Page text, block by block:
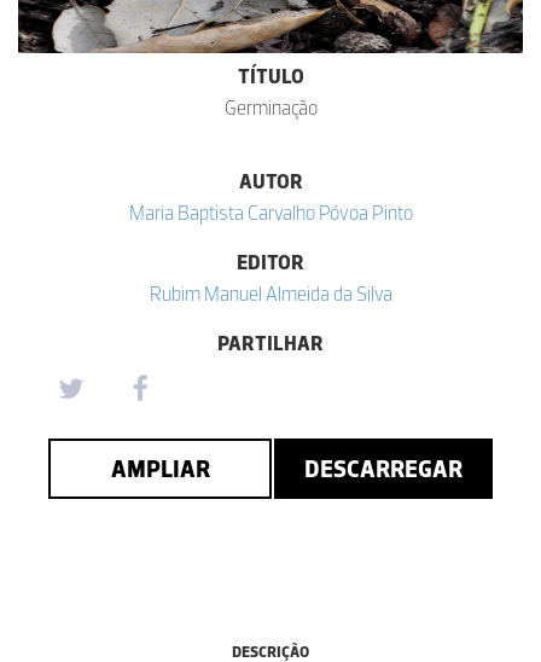
TÍTULO
Germinação
AUTOR
Maria Baptista Carvalho Póvoa Pinto
EDITOR
Rubim Manuel Almeida da Silva
PARTILHAR
AMPLIAR DESCARREGAR
DESCRIÇÃO